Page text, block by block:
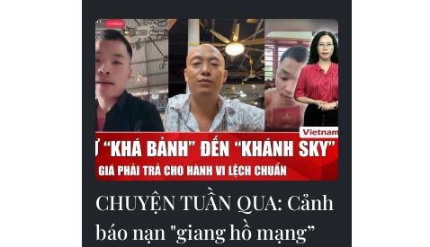
CHUYỆN TUẦN QUA: Cảnh
báo nạn "giang hồ mạng”